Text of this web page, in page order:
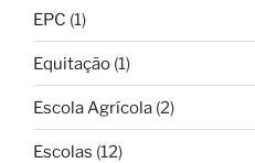
EPC (1)
Equitação (1)
Escola Agrícola (2)
Escolas (12)